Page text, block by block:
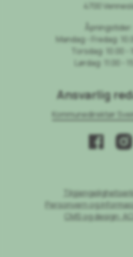
4700
Åpningstider:
Mandag - Fredag:
Torsdag: 10.00 -
Lørdag: 11.00 -
Ansvarlig
Kommunedirektør
Personvern og
CMS og design: